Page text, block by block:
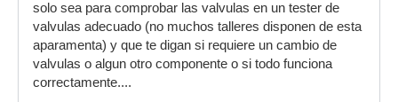
solo sea para comprobar las valvulas en un tester de
valvulas adecuado (no muchos talleres disponen de esta
aparamenta) y que te digan si requiere un cambio de
valvulas o algun otro componente o si todo funciona
correctamente....